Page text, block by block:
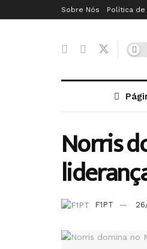
Sobre Nós Política
Norris
F1PT